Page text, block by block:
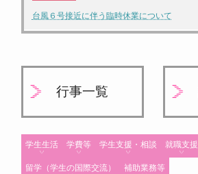
台風６号接近に伴う臨時休業について
行事一覧
学生生活 学費等 学生支援・相談 就職支援
留学（学生の国際交流） 補助業務等